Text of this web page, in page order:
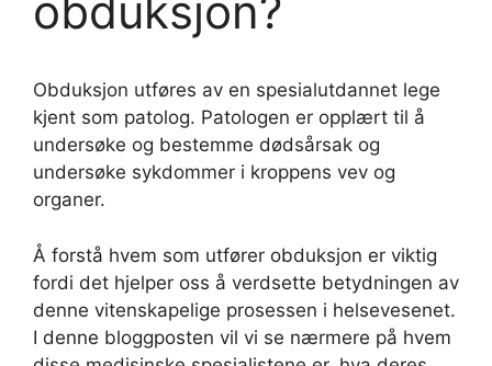
obduksjon?
Obduksjon utføres av en spesialutdannet lege
kjent som patolog. Patologen er opplært til å
undersøke og bestemme dødsårsak og
undersøke sykdommer i kroppens vev og
organer.
Å forstå hvem som utfører obduksjon er viktig
fordi det hjelper oss å verdsette betydningen av
denne vitenskapelige prosessen i helsevesenet.
I denne bloggposten vil vi se nærmere på hvem